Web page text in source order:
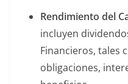
Rendimiento del
incluyen
Financieros, tales
obligaciones,